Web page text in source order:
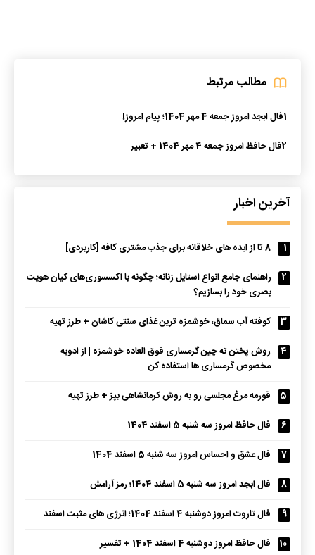
مطالب مرتبط
1فال ابجد امروز جمعه 4 مهر 1404؛ پیام امروز!
2فال حافظ امروز جمعه 4 مهر 1404 + تعبیر
آخرین اخبار
1
8 تا از ایده های خلاقانه برای جذب مشتری کافه [کاربردی]
2
راهنمای جامع انواع استایل زنانه؛ چگونه با اکسسوری‌های کیان هویت
بصری خود را بسازیم؟
3
کوفته آب سماق، خوشمزه ترین غذای سنتی کاشان + طرز تهیه
4
روش پختن ته چین گرمساری فوق العاده خوشمزه | از ادویه
مخصوص گرمساری ها استفاده کن
5
قورمه مرغ مجلسی رو به روش کرمانشاهی بپز + طرز تهیه
6
فال حافظ امروز سه شنبه 5 اسفند 1404
7
فال عشق و احساس امروز سه شنبه 5 اسفند 1404
8
فال ابجد امروز سه شنبه 5 اسفند 1404؛ رمز آرامش
9
فال تاروت امروز دوشنبه 4 اسفند 1404؛ انرژی های مثبت اسفند
10
فال حافظ امروز دوشنبه 4 اسفند 1404 + تفسیر